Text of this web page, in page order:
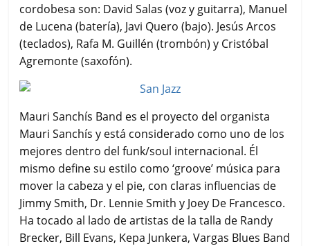
cordobesa son: David Salas (voz y guitarra), Manuel
de Lucena (batería), Javi Quero (bajo). Jesús Arcos
(teclados), Rafa M. Guillén (trombón) y Cristóbal
Agremonte (saxofón).
Mauri Sanchís Band es el proyecto del organista
Mauri Sanchís y está considerado como uno de los
mejores dentro del funk/soul internacional. Él
mismo define su estilo como ‘groove’ música para
mover la cabeza y el pie, con claras influencias de
Jimmy Smith, Dr. Lennie Smith y Joey De Francesco.
Ha tocado al lado de artistas de la talla de Randy
Brecker, Bill Evans, Kepa Junkera, Vargas Blues Band